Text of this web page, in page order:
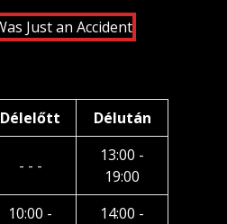
Délelőtt Délután
- - -
13:00 -
19:00
10:00 -
14:00 -